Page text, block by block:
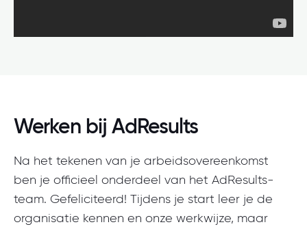
Werken bij AdResults
Na het tekenen van je arbeidsovereenkomst
ben je officieel onderdeel van het AdResults-
team. Gefeliciteerd! Tijdens je start leer je de
organisatie kennen en onze werkwijze, maar